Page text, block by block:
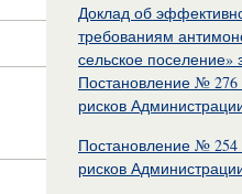
Доклад об
требованиям
сельское поселение»
Постановление №
рисков
Постановление №
рисков